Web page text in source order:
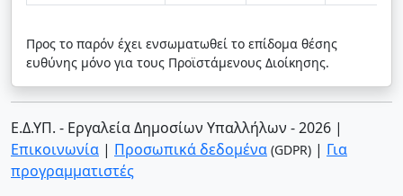
Προς το παρόν έχει ενσωματωθεί το επίδομα θέσης
ευθύνης μόνο για τους Προϊστάμενους Διοίκησης.
Ε.Δ.ΥΠ. - Εργαλεία Δημοσίων Υπαλλήλων - 2026 |
Επικοινωνία | Προσωπικά δεδομένα (GDPR) | Για
προγραμματιστές